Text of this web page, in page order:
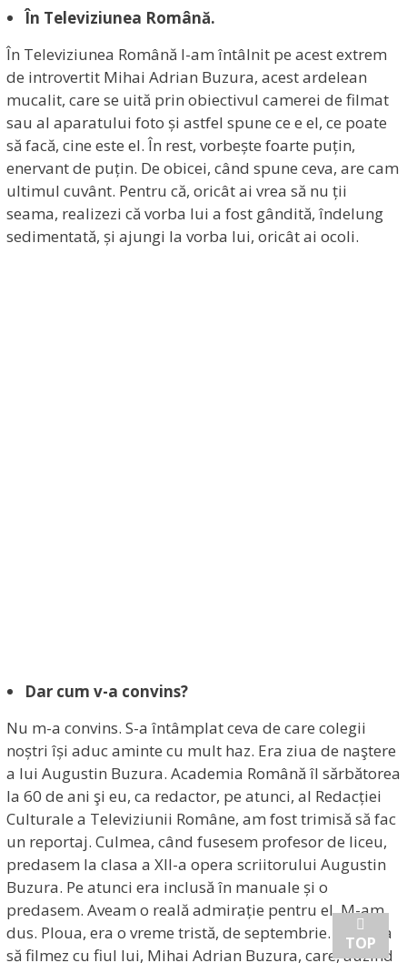
În Televiziunea Română.
În Televiziunea Română l-am întâlnit pe acest extrem
de introvertit Mihai Adrian Buzura, acest ardelean
mucalit, care se uită prin obiectivul camerei de filmat
sau al aparatului foto și astfel spune ce e el, ce poate
să facă, cine este el. În rest, vorbește foarte puțin,
enervant de puțin. De obicei, când spune ceva, are cam
ultimul cuvânt. Pentru că, oricât ai vrea să nu ții
seama, realizezi că vorba lui a fost gândită, îndelung
sedimentată, și ajungi la vorba lui, oricât ai ocoli.
Dar cum v-a convins?
Nu m-a convins. S-a întâmplat ceva de care colegii
noștri își aduc aminte cu mult haz. Era ziua de naştere
a lui Augustin Buzura. Academia Română îl sărbătorea
la 60 de ani şi eu, ca redactor, pe atunci, al Redacției
Culturale a Televiziunii Române, am fost trimisă să fac
un reportaj. Culmea, când fusesem profesor de liceu,
predasem la clasa a XII-a opera scriitorului Augustin
Buzura. Pe atunci era inclusă în manuale și o
predasem. Aveam o reală admirație pentru el. M-am
dus. Ploua, era o vreme tristă, de septembrie. Trebuia
să filmez cu fiul lui, Mihai Adrian Buzura, care, auzind
TOP